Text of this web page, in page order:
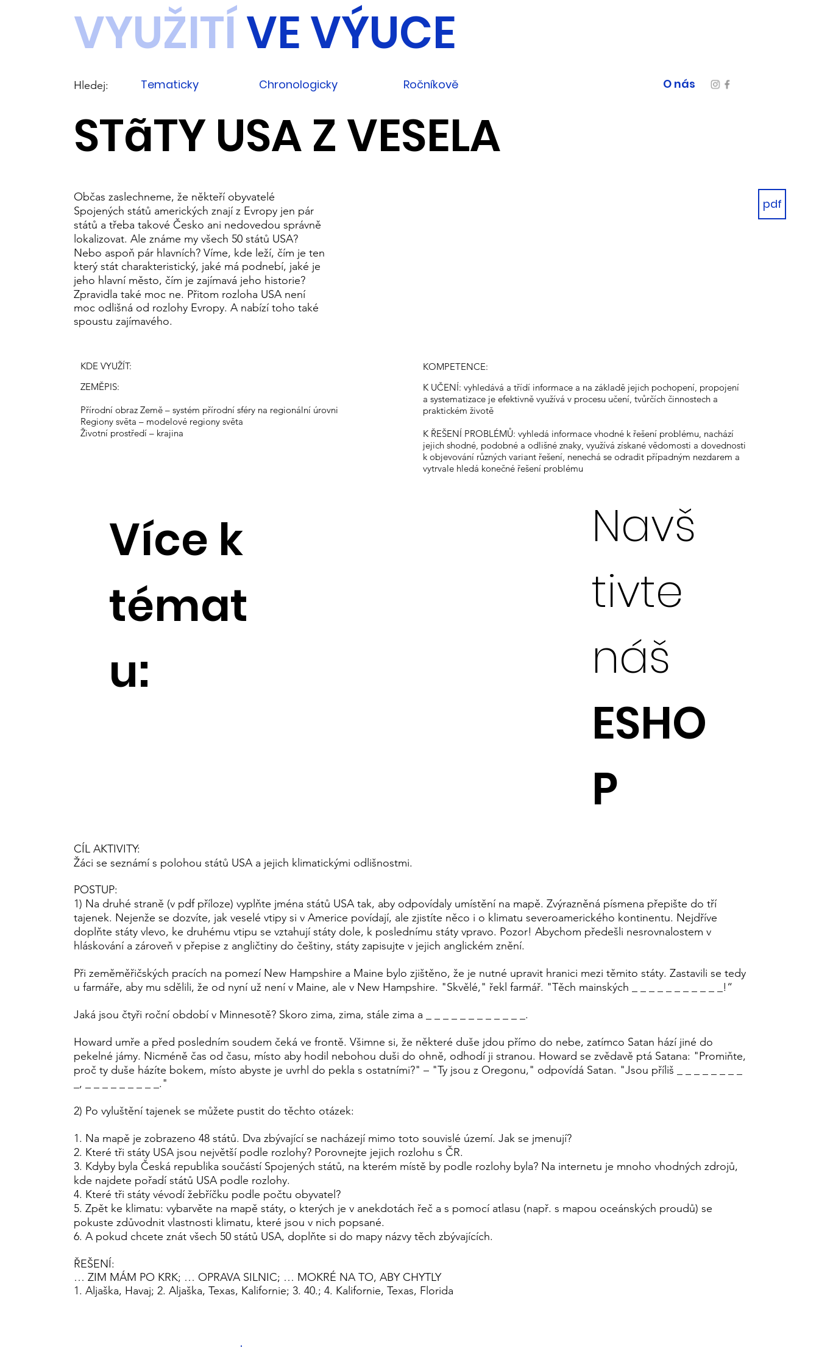
VYUŽITÍ VE VÝUCE
CÍL AKTIVITY:
Žáci se seznámí s polohou států USA a jejich klimatickými odlišnostmi.
POSTUP:
1) Na druhé straně (v pdf příloze) vyplňte jména států USA tak, aby odpovídaly umístění na mapě. Zvýrazněná písmena přepište do tří
tajenek. Nejenže se dozvíte, jak veselé vtipy si v Americe povídají, ale zjistíte něco i o klimatu severoamerického kontinentu. Nejdříve
doplňte státy vlevo, ke druhému vtipu se vztahují státy dole, k poslednímu státy vpravo. Pozor! Abychom předešli nesrovnalostem v
hláskování a zároveň v přepise z angličtiny do češtiny, státy zapisujte v jejich anglickém znění.
Při zeměměřičských pracích na pomezí New Hampshire a Maine bylo zjištěno, že je nutné upravit hranici mezi těmito státy. Zastavili se tedy
u farmáře, aby mu sdělili, že od nyní už není v Maine, ale v New Hampshire. "Skvělé," řekl farmář. "Těch mainských _ _ _ _ _ _ _ _ _ _ _!“
Jaká jsou čtyři roční období v Minnesotě? Skoro zima, zima, stále zima a _ _ _ _ _ _ _ _ _ _ _ _.
Howard umře a před posledním soudem čeká ve frontě. Všimne si, že některé duše jdou přímo do nebe, zatímco Satan hází jiné do
pekelné jámy. Nicméně čas od času, místo aby hodil nebohou duši do ohně, odhodí ji stranou. Howard se zvědavě ptá Satana: "Promiňte,
proč ty duše házíte bokem, místo abyste je uvrhl do pekla s ostatními?" – "Ty jsou z Oregonu," odpovídá Satan. "Jsou příliš _ _ _ _ _ _ _ _
_, _ _ _ _ _ _ _ _ _."
2) Po vyluštění tajenek se můžete pustit do těchto otázek:
1. Na mapě je zobrazeno 48 států. Dva zbývající se nacházejí mimo toto souvislé území. Jak se jmenují?
2. Které tři státy USA jsou největší podle rozlohy? Porovnejte jejich rozlohu s ČR.
3. Kdyby byla Česká republika součástí Spojených států, na kterém místě by podle rozlohy byla? Na internetu je mnoho vhodných zdrojů,
kde najdete pořadí států USA podle rozlohy.
4. Které tři státy vévodí žebříčku podle počtu obyvatel?
5. Zpět ke klimatu: vybarvěte na mapě státy, o kterých je v anekdotách řeč a s pomocí atlasu (např. s mapou oceánských proudů) se
pokuste zdůvodnit vlastnosti klimatu, které jsou v nich popsané.
6. A pokud chcete znát všech 50 států USA, doplňte si do mapy názvy těch zbývajících.
ŘEŠENÍ:
… ZIM MÁM PO KRK; … OPRAVA SILNIC; … MOKRÉ NA TO, ABY CHYTLY
1. Aljaška, Havaj; 2. Aljaška, Texas, Kalifornie; 3. 40.; 4. Kalifornie, Texas, Florida
Více k
témat
u:
Navš
tivte
náš
ESHO
P
STãTY USA Z VESELA
Občas zaslechneme, že někteří obyvatelé
Spojených států amerických znají z Evropy jen pár
států a třeba takové Česko ani nedovedou správně
lokalizovat. Ale známe my všech 50 států USA?
Nebo aspoň pár hlavních? Víme, kde leží, čím je ten
který stát charakteristický, jaké má podnebí, jaké je
jeho hlavní město, čím je zajímavá jeho historie?
Zpravidla také moc ne. Přitom rozloha USA není
moc odlišná od rozlohy Evropy. A nabízí toho také
spoustu zajímavého.
ZEMĚPIS:
Přírodní obraz Země – systém přírodní sféry na regionální úrovni
Regiony světa – modelové regiony světa
Životní prostředí – krajina
KDE VYUŽÍT:
K UČENÍ: vyhledává a třídí informace a na základě jejich pochopení, propojení
a systematizace je efektivně využívá v procesu učení, tvůrčích činnostech a
praktickém životě
K ŘEŠENÍ PROBLÉMŮ: vyhledá informace vhodné k řešení problému, nachází
jejich shodné, podobné a odlišné znaky, využívá získané vědomosti a dovednosti
k objevování různých variant řešení, nenechá se odradit případným nezdarem a
vytrvale hledá konečné řešení problému
KOMPETENCE:
Tematicky Chronologicky Ročníkově
Hledej: O nás
pdf